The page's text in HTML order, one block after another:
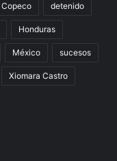
Copeco detenido
Honduras
México sucesos
Xiomara Castro